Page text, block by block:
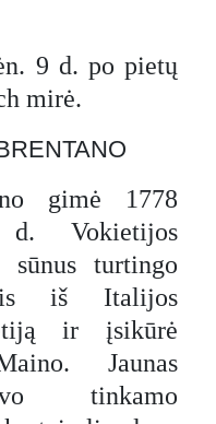
9 d. po pietų
mirė.
gimė 1778
Vokietijos
sūnus turtingo
iš Italijos
ir įsikūrė
Jaunas
tinkamo